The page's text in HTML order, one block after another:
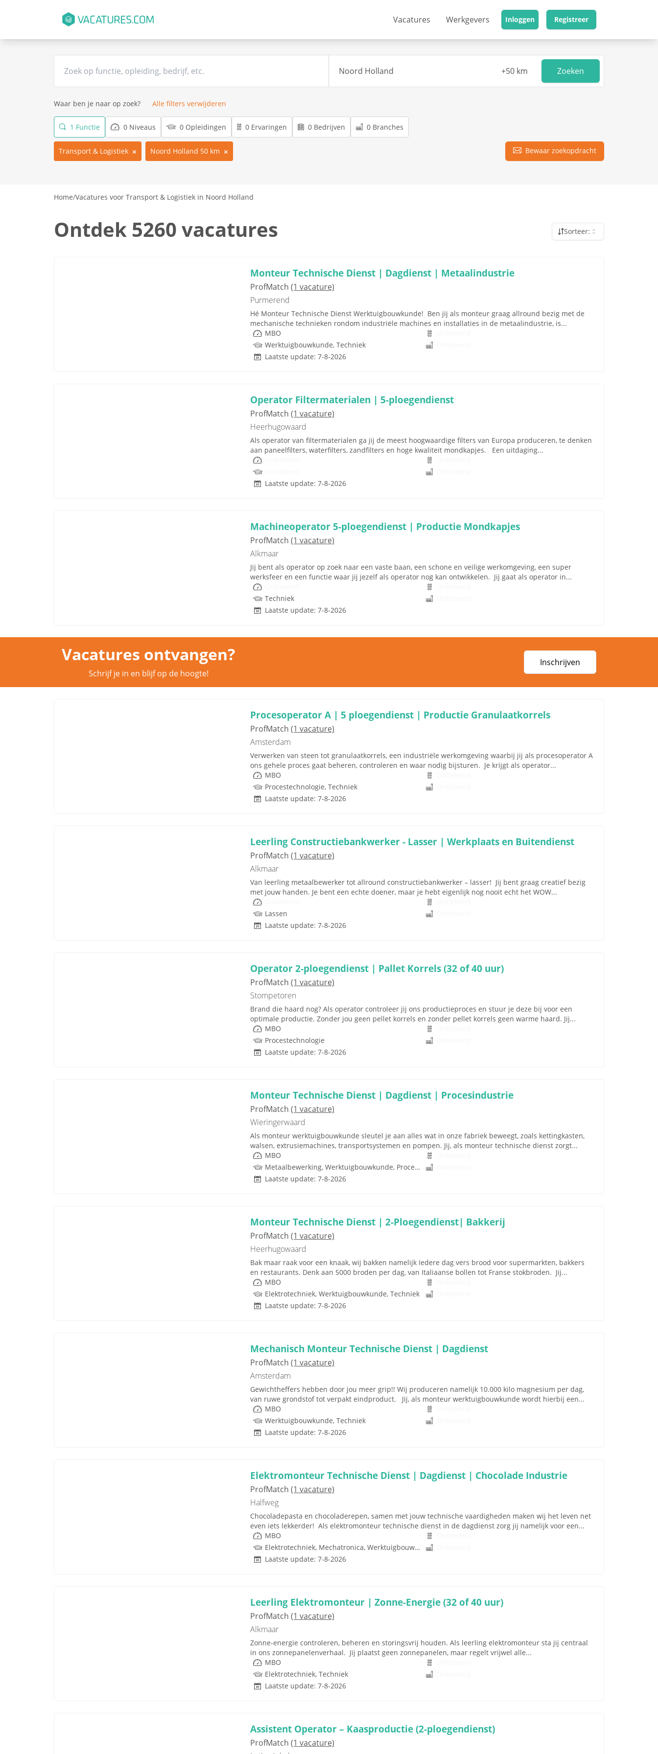
Vacatures Werkgevers Inloggen Registreer
Zoeken
Waar ben je naar op zoek? Alle filters verwijderen
1 Functie 0 Niveaus 0 Opleidingen 0 Ervaringen 0 Bedrijven 0 Branches
Transport & Logistiek Noord Holland 50 km Bewaar zoekopdracht
Home/Vacatures voor Transport & Logistiek in Noord Holland
Ontdek 5260 vacatures Sorteer:
Monteur Technische Dienst | Dagdienst | Metaalindustrie
ProfMatch (1 vacature)
Purmerend
Hé Monteur Technische Dienst Werktuigbouwkunde! Ben jij als monteur graag allround bezig met de
mechanische technieken rondom industriële machines en installaties in de metaalindustrie, is...
MBO
Werktuigbouwkunde, Techniek
Laatste update: 7-8-2026
Operator Filtermaterialen | 5-ploegendienst
ProfMatch (1 vacature)
Heerhugowaard
Als operator van filtermaterialen ga jij de meest hoogwaardige filters van Europa produceren, te denken
aan paneelfilters, waterfilters, zandfilters en hoge kwaliteit mondkapjes. Een uitdaging...
Laatste update: 7-8-2026
Machineoperator 5-ploegendienst | Productie Mondkapjes
ProfMatch (1 vacature)
Alkmaar
Jij bent als operator op zoek naar een vaste baan, een schone en veilige werkomgeving, een super
werksfeer en een functie waar jij jezelf als operator nog kan ontwikkelen. Jij gaat als operator in...
Techniek
Laatste update: 7-8-2026
Vacatures ontvangen?
Schrijf je in en blijf op de hoogte!
Inschrijven
Procesoperator A | 5 ploegendienst | Productie Granulaatkorrels
ProfMatch (1 vacature)
Amsterdam
Verwerken van steen tot granulaatkorrels, een industriële werkomgeving waarbij jij als procesoperator A
ons gehele proces gaat beheren, controleren en waar nodig bijsturen. Je krijgt als operator...
MBO
Procestechnologie, Techniek
Laatste update: 7-8-2026
Leerling Constructiebankwerker - Lasser | Werkplaats en Buitendienst
ProfMatch (1 vacature)
Alkmaar
Van leerling metaalbewerker tot allround constructiebankwerker – lasser! Jij bent graag creatief bezig
met jouw handen. Je bent een echte doener, maar je hebt eigenlijk nog nooit echt het WOW...
Lassen
Laatste update: 7-8-2026
Operator 2-ploegendienst | Pallet Korrels (32 of 40 uur)
ProfMatch (1 vacature)
Stompetoren
Brand die haard nog? Als operator controleer jij ons productieproces en stuur je deze bij voor een
optimale productie. Zonder jou geen pellet korrels en zonder pellet korrels geen warme haard. Jij...
MBO
Procestechnologie
Laatste update: 7-8-2026
Monteur Technische Dienst | Dagdienst | Procesindustrie
ProfMatch (1 vacature)
Wieringerwaard
Als monteur werktuigbouwkunde sleutel je aan alles wat in onze fabriek beweegt, zoals kettingkasten,
walsen, extrusiemachines, transportsystemen en pompen. Jij, als monteur technische dienst zorgt...
MBO
Metaalbewerking, Werktuigbouwkunde, Procestechnologie, Techniek
Laatste update: 7-8-2026
Monteur Technische Dienst | 2-Ploegendienst| Bakkerij
ProfMatch (1 vacature)
Heerhugowaard
Bak maar raak voor een knaak, wij bakken namelijk Iedere dag vers brood voor supermarkten, bakkers
en restaurants. Denk aan 5000 broden per dag, van Italiaanse bollen tot Franse stokbroden. Jij...
MBO
Elektrotechniek, Werktuigbouwkunde, Techniek
Laatste update: 7-8-2026
Mechanisch Monteur Technische Dienst | Dagdienst
ProfMatch (1 vacature)
Amsterdam
Gewichtheffers hebben door jou meer grip!! Wij produceren namelijk 10.000 kilo magnesium per dag,
van ruwe grondstof tot verpakt eindproduct. Jij, als monteur werktuigbouwkunde wordt hierbij een...
MBO
Werktuigbouwkunde, Techniek
Laatste update: 7-8-2026
Elektromonteur Technische Dienst | Dagdienst | Chocolade Industrie
ProfMatch (1 vacature)
Halfweg
Chocoladepasta en chocoladerepen, samen met jouw technische vaardigheden maken wij het leven net
even iets lekkerder! Als elektromonteur technische dienst in de dagdienst zorg jij namelijk voor een...
MBO
Elektrotechniek, Mechatronica, Werktuigbouwkunde, Besturingstechniek, Techniek
Laatste update: 7-8-2026
Leerling Elektromonteur | Zonne-Energie (32 of 40 uur)
ProfMatch (1 vacature)
Alkmaar
Zonne-energie controleren, beheren en storingsvrij houden. Als leerling elektromonteur sta jij centraal
in ons zonnepanelenverhaal. Jij plaatst geen zonnepanelen, maar regelt vrijwel alle...
MBO
Elektrotechniek, Techniek
Laatste update: 7-8-2026
Assistent Operator – Kaasproductie (2-ploegendienst)
ProfMatch (1 vacature)